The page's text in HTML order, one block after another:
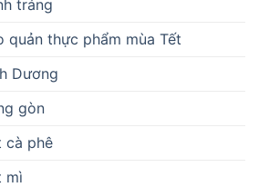
tráng
quản thực phẩm mùa Tết
Dương
gòn
cà phê
mì